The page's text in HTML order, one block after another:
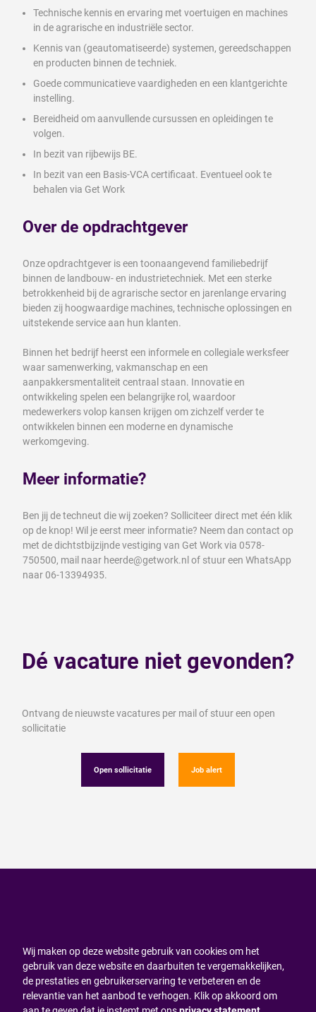
Technische kennis en ervaring met voertuigen en machines
in de agrarische en industriële sector.
Kennis van (geautomatiseerde) systemen, gereedschappen
en producten binnen de techniek.
Goede communicatieve vaardigheden en een klantgerichte
instelling.
Bereidheid om aanvullende cursussen en opleidingen te
volgen.
In bezit van rijbewijs BE.
In bezit van een Basis-VCA certificaat. Eventueel ook te
behalen via Get Work
Over de opdrachtgever
Onze opdrachtgever is een toonaangevend familiebedrijf
binnen de landbouw- en industrietechniek. Met een sterke
betrokkenheid bij de agrarische sector en jarenlange ervaring
bieden zij hoogwaardige machines, technische oplossingen en
uitstekende service aan hun klanten.
Binnen het bedrijf heerst een informele en collegiale werksfeer
waar samenwerking, vakmanschap en een
aanpakkersmentaliteit centraal staan. Innovatie en
ontwikkeling spelen een belangrijke rol, waardoor
medewerkers volop kansen krijgen om zichzelf verder te
ontwikkelen binnen een moderne en dynamische
werkomgeving.
Meer informatie?
Ben jij de techneut die wij zoeken? Solliciteer direct met één klik
op de knop! Wil je eerst meer informatie? Neem dan contact op
met de dichtstbijzijnde vestiging van Get Work via 0578-
750500, mail naar heerde@getwork.nl of stuur een WhatsApp
naar 06-13394935.
Dé vacature niet gevonden?
Ontvang de nieuwste vacatures per mail of stuur een open
sollicitatie
Open sollicitatie Job alert
Wij maken op deze website gebruik van cookies om het
gebruik van deze website en daarbuiten te vergemakkelijken,
de prestaties en gebruikerservaring te verbeteren en de
relevantie van het aanbod te verhogen. Klik op akkoord om